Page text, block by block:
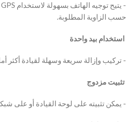
‫ استخدام بيد واحدة
‫ تثبيت مزدوج